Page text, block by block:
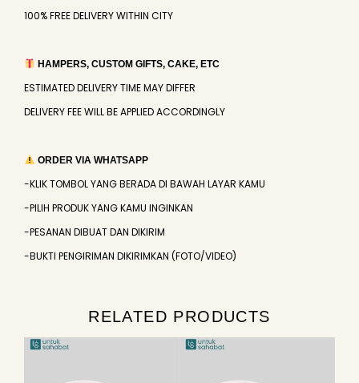
100% FREE DELIVERY WITHIN CITY
HAMPERS, CUSTOM GIFTS, CAKE, ETC
ESTIMATED DELIVERY TIME MAY DIFFER
DELIVERY FEE WILL BE APPLIED ACCORDINGLY
ORDER VIA WHATSAPP
-KLIK TOMBOL YANG BERADA DI BAWAH LAYAR KAMU
-PILIH PRODUK YANG KAMU INGINKAN
-PESANAN DIBUAT DAN DIKIRIM
-BUKTI PENGIRIMAN DIKIRIMKAN (FOTO/VIDEO)
RELATED PRODUCTS